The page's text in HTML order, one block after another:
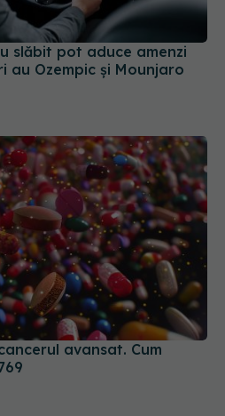
slăbit pot aduce amenzi
au Ozempic și Mounjaro
avansat. Cum